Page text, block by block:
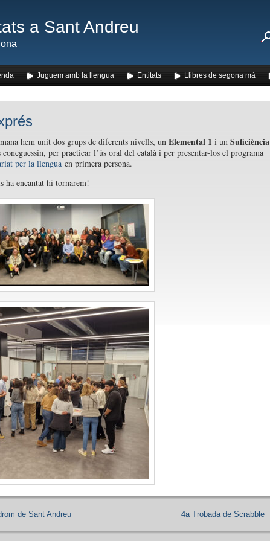
a Sant Andreu
Juguem amb la llengua Entitats Llibres de segona mà
hem unit dos grups de diferents nivells, un Elemental 1 i un Suficiència
per practicar l’ús oral del català i per presentar-los el programa
per la llenguaen primera persona.
ha encantat hi tornarem!
4a Trobada de Scrabble
de Sant Andreu